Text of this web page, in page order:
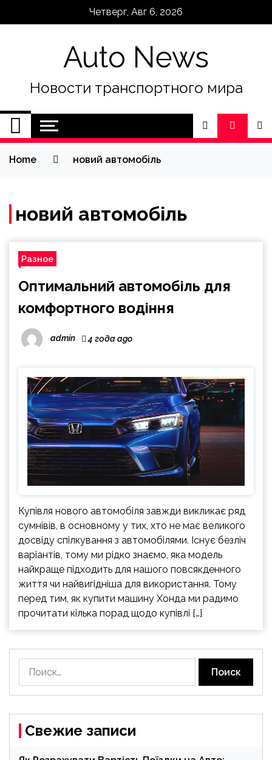
Четверг, Авг 6, 2026
Auto News
Новости транспортного мира
Home новий автомобіль
новий автомобіль
Разное
Оптимальний автомобіль для
комфортного водіння
admin 4 года ago
Купівля нового автомобіля завжди викликає ряд
сумнівів, в основному у тих, хто не має великого
досвіду спілкування з автомобілями. Існує безліч
варіантів, тому ми рідко знаємо, яка модель
найкраще підходить для нашого повсякденного
життя чи найвигідніша для використання. Тому
перед тим, як купити машину Хонда ми радимо
прочитати кілька порад щодо купівлі […]
Свежие записи